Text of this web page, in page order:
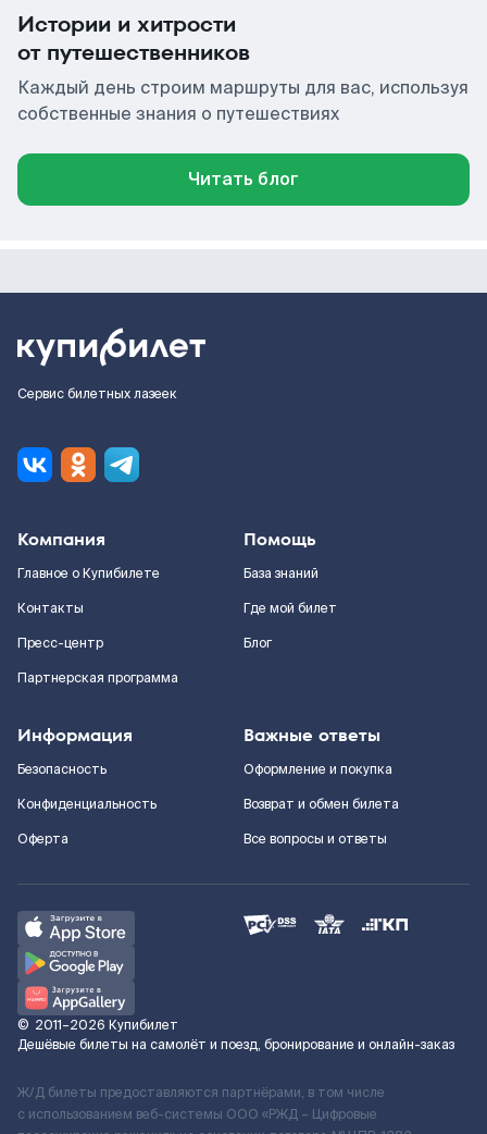
Истории и хитрости
от путешественников
Каждый день строим маршруты для вас, используя
собственные знания о путешествиях
Читать блог
Сервис билетных лазеек
Компания
Главное о Купибилете
Контакты
Пресс-центр
Партнерская программа
Помощь
База знаний
Где мой билет
Блог
Информация
Безопасность
Конфиденциальность
Оферта
Важные ответы
Оформление и покупка
Возврат и обмен билета
Все вопросы и ответы
© 2011–2026 Купибилет
Дешёвые билеты на самолёт и поезд, бронирование и онлайн-заказ
Ж/Д билеты предоставляются партнёрами, в том числе
с использованием веб-системы ООО «РЖД – Цифровые